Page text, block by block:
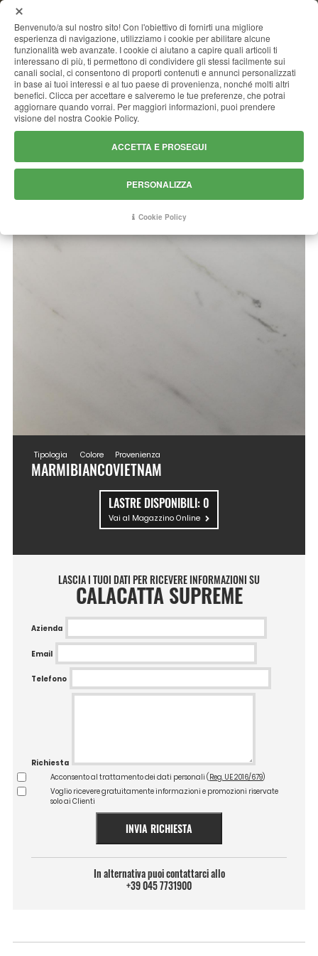
CALACATTA SUPREME
Tipologia
MARMI
Colore
BIANCO
Provenienza
VIETNAM
LASTRE DISPONIBILI:0
Vai al Magazzino Online
LASCIA I TUOI DATI PER RICEVERE INFORMAZIONI SU
CALACATTA SUPREME
Azienda
Email
Telefono
Richiesta
Acconsento al trattamento dei dati personali ( Reg. UE 2016/679)
Voglio ricevere gratuitamente informazioni e promozioni riservate
solo ai Clienti
INVIA RICHIESTA
In alternativa puoi contattarci allo
+39 045 7731900
Benvenuto/a sul nostro sito! Con l'obiettivo di fornirti una migliore
esperienza di navigazione, utilizziamo i cookie per abilitare alcune
funzionalità web avanzate. I cookie ci aiutano a capire quali articoli ti
interessano di più, ti permettono di condividere gli stessi facilmente sui
canali social, ci consentono di proporti contenuti e annunci personalizzati
in base ai tuoi interessi e al tuo paese di provenienza, nonché molti altri
benefici. Clicca per accettare e salveremo le tue preferenze, che potrai
aggiornare quando vorrai. Per maggiori informazioni, puoi prendere
visione del nostra Cookie Policy.
ACCETTA E PROSEGUI
PERSONALIZZA
Cookie Policy